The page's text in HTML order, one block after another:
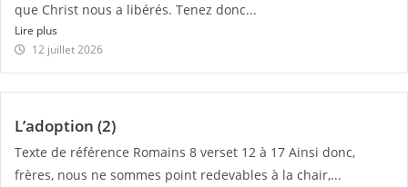
que Christ nous a libérés. Tenez donc...
Lire plus
12 juillet 2026
L’adoption (2)
Texte de référence Romains 8 verset 12 à 17 Ainsi donc,
frères, nous ne sommes point redevables à la chair,...